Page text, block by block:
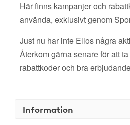
Här finns kampanjer och
använda, exklusivt genom
Just nu har inte Ellos några
Återkom gärna senare för att
rabattkoder och bra
Information